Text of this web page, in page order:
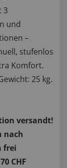
3
und
–
stufenlos
Komfort.
25 kg.
versandt!
nach
frei
CHF